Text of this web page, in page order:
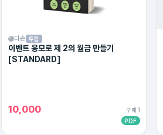
디슨 투잡
이벤트 응모로 제 2의 월급 만들기
[STANDARD]
10,000
구매 1
PDF